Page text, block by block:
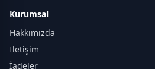
Kurumsal
Hakkımızda
İletişim
İadeler